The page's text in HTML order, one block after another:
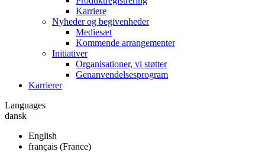
Karriere
Nyheder og begivenheder
Mediesæt
Kommende arrangementer
Initiativer
Organisationer, vi støtter
Genanvendelsesprogram
Karrierer
Languages
dansk
English
français (France)